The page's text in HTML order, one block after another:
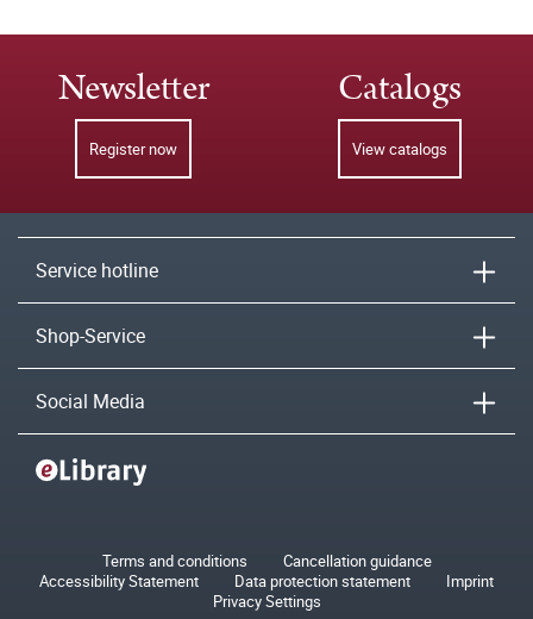
Newsletter
Register now
Catalogs
View catalogs
Service hotline
Shop-Service
Social Media
Terms and conditions
Cancellation guidance
Accessibility Statement
Data protection statement
Imprint
Privacy Settings